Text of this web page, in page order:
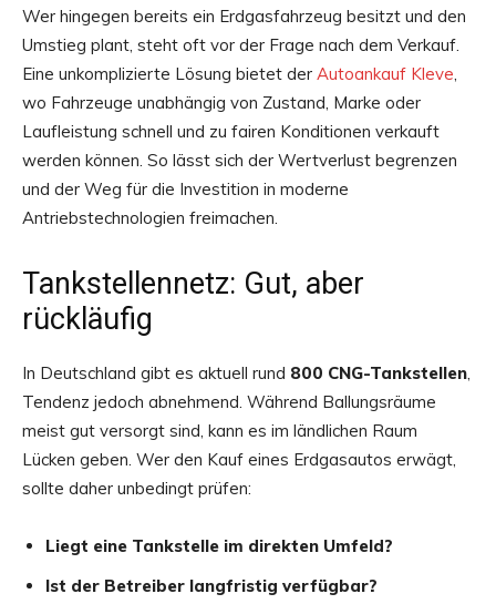
Wer hingegen bereits ein Erdgasfahrzeug besitzt und den
Umstieg plant, steht oft vor der Frage nach dem Verkauf.
Eine unkomplizierte Lösung bietet der Autoankauf Kleve,
wo Fahrzeuge unabhängig von Zustand, Marke oder
Laufleistung schnell und zu fairen Konditionen verkauft
werden können. So lässt sich der Wertverlust begrenzen
und der Weg für die Investition in moderne
Antriebstechnologien freimachen.
Tankstellennetz: Gut, aber
rückläufig
In Deutschland gibt es aktuell rund 800 CNG-Tankstellen,
Tendenz jedoch abnehmend. Während Ballungsräume
meist gut versorgt sind, kann es im ländlichen Raum
Lücken geben. Wer den Kauf eines Erdgasautos erwägt,
sollte daher unbedingt prüfen:
Liegt eine Tankstelle im direkten Umfeld?
Ist der Betreiber langfristig verfügbar?